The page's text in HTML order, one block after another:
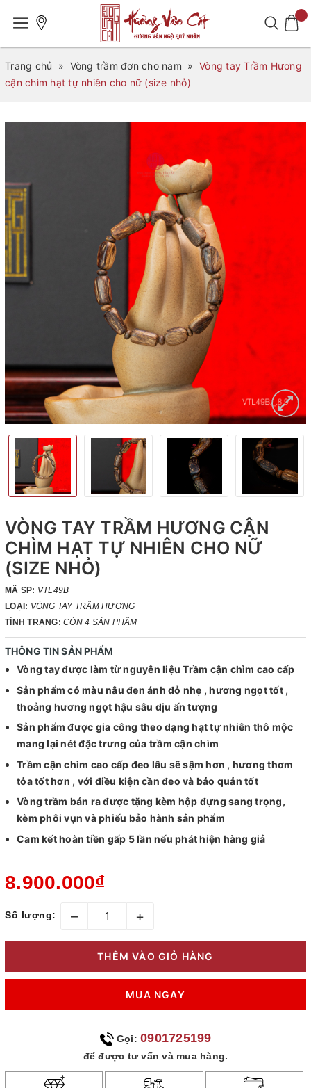
Trang chủ » Vòng trầm đơn cho nam » Vòng tay Trầm Hương
cận chìm hạt tự nhiên cho nữ (size nhỏ)
VÒNG TAY TRẦM HƯƠNG CẬN
CHÌM HẠT TỰ NHIÊN CHO NỮ
(SIZE NHỎ)
MÃ SP: VTL49B
LOẠI: VÒNG TAY TRẦM HƯƠNG
TÌNH TRẠNG: CÒN 4 SẢN PHẨM
THÔNG TIN SẢN PHẨM
Vòng tay được làm từ nguyên liệu Trầm cận chìm cao cấp
Sản phẩm có màu nâu đen ánh đỏ nhẹ , hương ngọt tốt ,
thoảng hương ngọt hậu sâu dịu ấn tượng
Sản phẩm được gia công theo dạng hạt tự nhiên thô mộc
mang lại nét đặc trưng của trầm cận chìm
Trầm cận chìm cao cấp đeo lâu sẽ sậm hơn , hương thơm
tỏa tốt hơn , với điều kiện cần đeo và bảo quản tốt
Vòng trầm bán ra được tặng kèm hộp đựng sang trọng,
kèm phôi vụn và phiếu bảo hành sản phẩm
Cam kết hoàn tiền gấp 5 lần nếu phát hiện hàng giả
8.900.000₫
Số lượng: – +
THÊM VÀO GIỎ HÀNG
MUA NGAY
Gọi: 0901725199
để được tư vấn và mua hàng.